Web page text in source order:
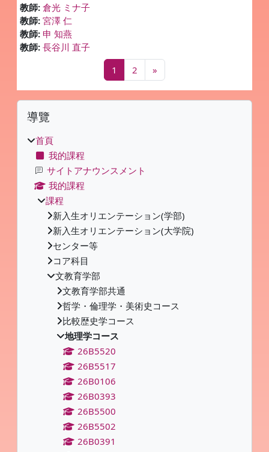
教師: 倉光 ミナ子
教師: 宮澤 仁
教師: 申 知燕
教師: 長谷川 直子
1 第 1 頁
2 第 2 頁
»
區塊
跳過導覽區塊
導覽
首頁
我的課程
サイトアナウンスメント
我的課程
課程
新入生オリエンテーション(学部)
新入生オリエンテーション(大学院)
センター等
コア科目
文教育学部
文教育学部共通
哲学・倫理学・美術史コース
比較歴史学コース
地理学コース
26B5520
26B5517
26B0106
26B0393
26B5500
26B5502
26B0391